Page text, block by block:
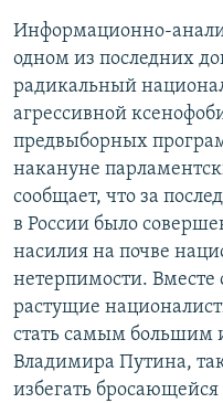
Информационно-
одном из последних
радикальный
агрессивной
предвыборных
накануне
сообщает, что за
в России было
насилия на почве
нетерпимости. Вместе
растущие
стать самым большим
Владимира Путина,
избегать